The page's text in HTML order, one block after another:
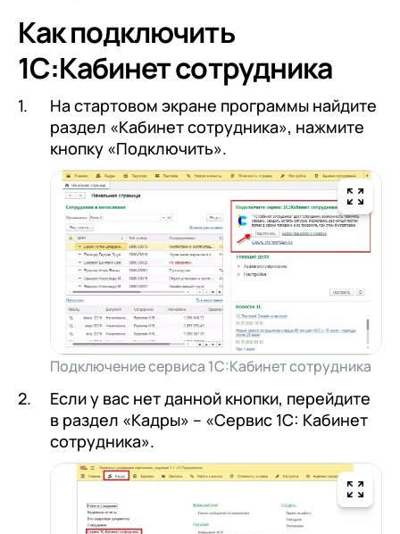
Как подключить
1С:Кабинет сотрудника
На стартовом экране программы найдите
раздел «Кабинет сотрудника», нажмите
кнопку «Подключить».
Подключение сервиса 1С:Кабинет сотрудника
Если у вас нет данной кнопки, перейдите
в раздел «Кадры» – «Сервис 1С: Кабинет
сотрудника».